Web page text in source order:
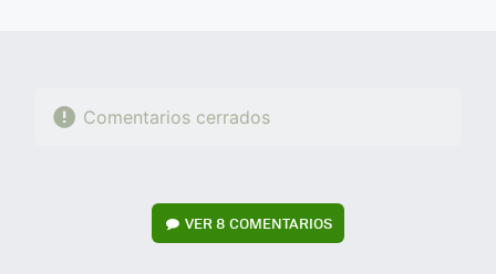
Comentarios cerrados
VER8 COMENTARIOS